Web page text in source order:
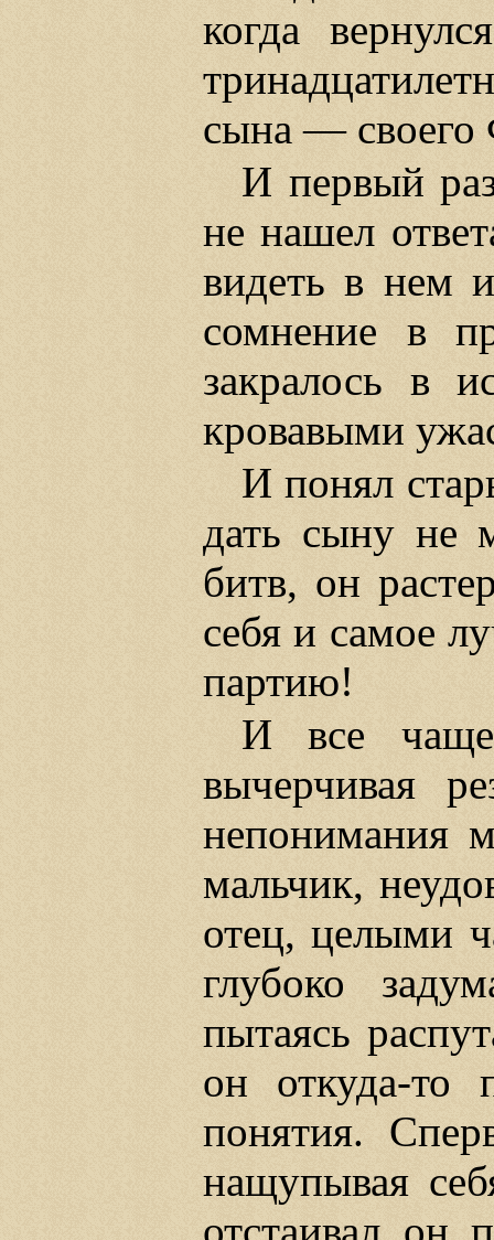
когда
сына — своего
И первый
не нашел
видеть в нем
сомнение в
закралось в
кровавыми
И понял
дать сыну не
битв, он
себя и самое
партию!
И все
вычерчивая
непонимания
мальчик,
отец, целыми
глубоко
пытаясь
он откуда-то
понятия.
нащупывая